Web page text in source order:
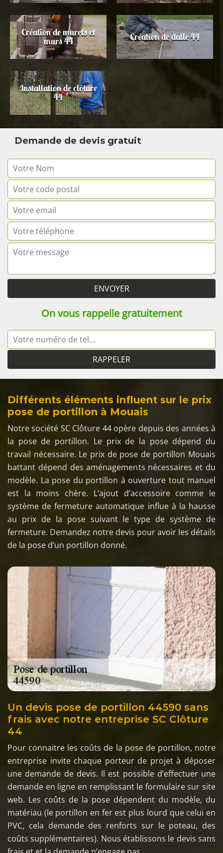
Création de murets et
murs 44 Création de dalle 44
Installation de clôture
44
Demande de devis gratuit
On vous rappelle gratuitement
Différents éléments influent sur le prix
pose de portillon à Mouais
Notre société SC Clôture 44 opère depuis des années à
la pose de portillon. Le prix de la pose dépend du
travail nécessaire. Le prix de pose de portillon Mouais
battant dépend des aménagements nécessaires et du
modèle. La pose du portillon à ouverture tout manuel
est la moins chère. L’ajout d’accessoire comme le
système de fermeture automatique influe à la hausse
au prix de la pose suivant le type de système de
fermeture. Demandez notre devis pour avoir les détails
de la pose d’un portillon donné.
Un devis pose de portillon 44590 sans
frais avec notre entreprise SC Clôture
44
Pour connaitre les coûts de la pose de portillon, notre
entreprise invite chaque porteur de projet à déposer
une demande de devis. Il est possible d’effectuer une
demande en ligne en remplissant le formulaire sur site
web. Les coûts de la pose dépendent du modèle, du
matériau (le portillon en fer est plus lourd que celui en
PVC, cela demande des renforts sur le poteau, des
coûts supplémentaires). Nous établissons le devis sans